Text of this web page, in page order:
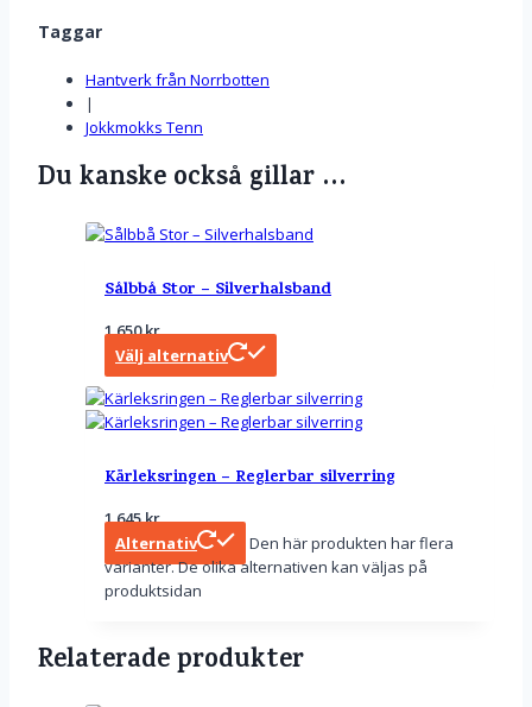
Taggar
Hantverk från Norrbotten
|
Jokkmokks Tenn
Du kanske också gillar …
Sålbbå Stor – Silverhalsband
1 650kr
Välj alternativ
Kärleksringen – Reglerbar silverring
1 645kr
Alternativ
Den här produkten har flera
varianter. De olika alternativen kan väljas på
produktsidan
Relaterade produkter